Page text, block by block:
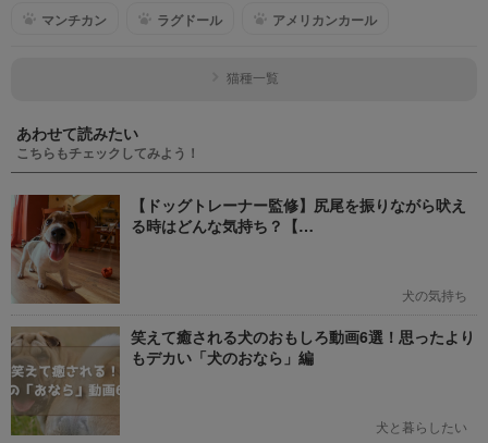
マンチカン ラグドール アメリカンカール
猫種一覧
あわせて読みたい
こちらもチェックしてみよう！
【ドッグトレーナー監修】尻尾を振りながら吠え
る時はどんな気持ち？【…
犬の気持ち
笑えて癒される犬のおもしろ動画6選！思ったより
もデカい「犬のおなら」編
犬と暮らしたい